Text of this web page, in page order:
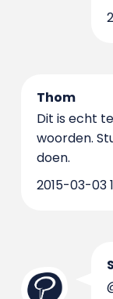
Thom
Dit is echt
woorden.
doen.
2015-03-03